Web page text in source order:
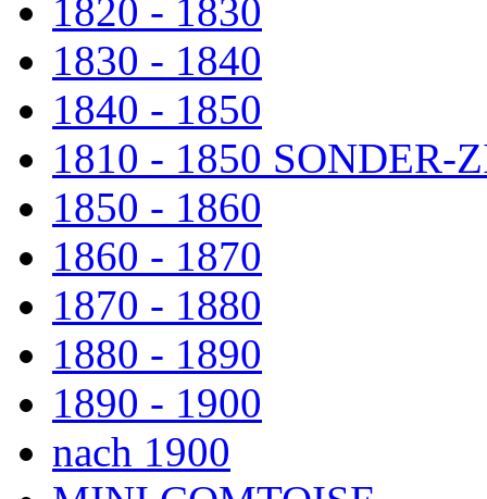
1820 - 1830
1830 - 1840
1840 - 1850
1810 - 1850 SONDER-
1850 - 1860
1860 - 1870
1870 - 1880
1880 - 1890
1890 - 1900
nach 1900